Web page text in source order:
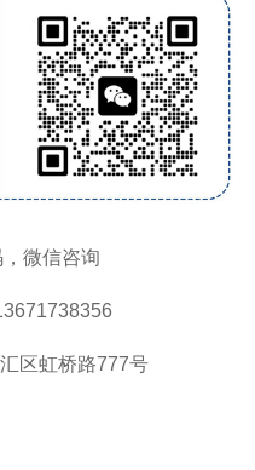
微信咨询
区虹桥路777号